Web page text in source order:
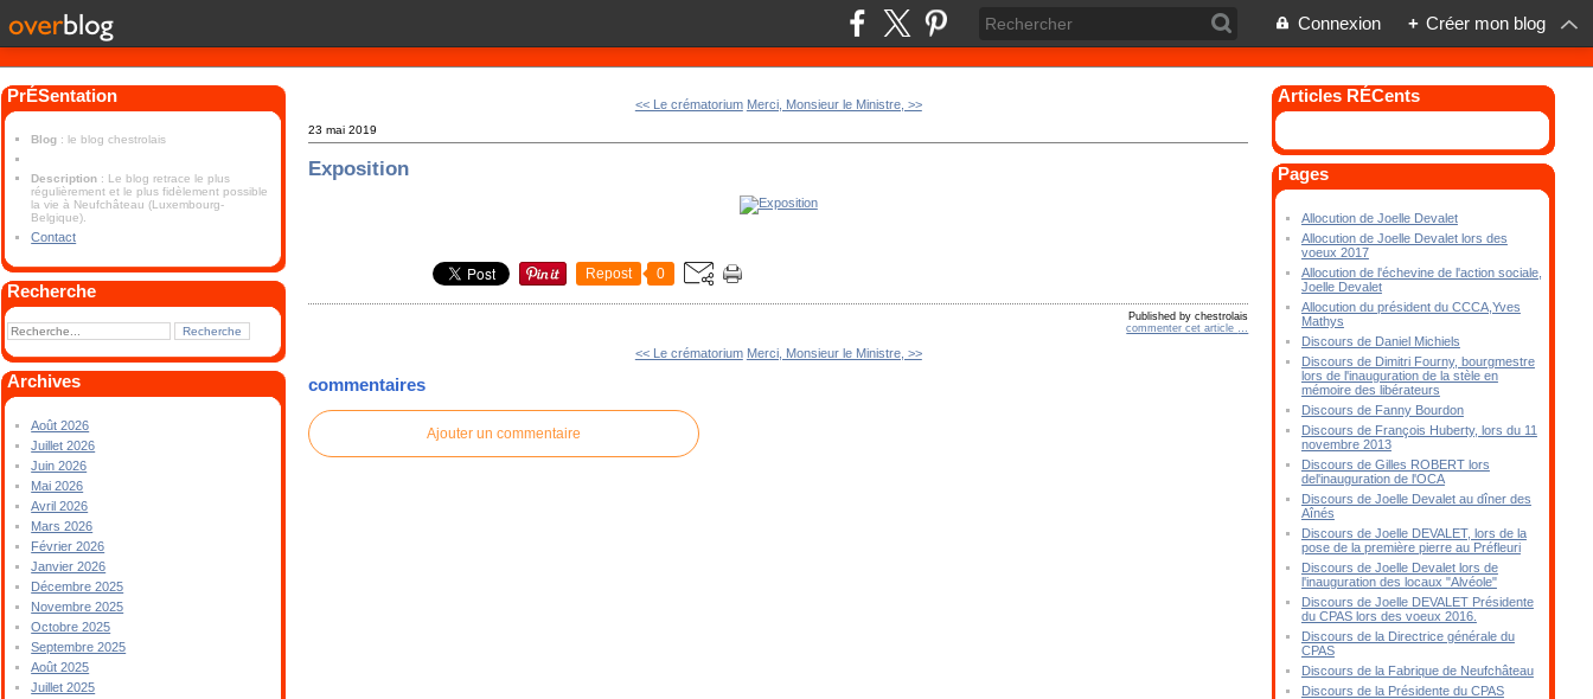
Connexion + Créer mon blog
PrÉSentation
Blog : le blog chestrolais
Description : Le blog retrace le plus
régulièrement et le plus fidèlement possible
la vie à Neufchâteau (Luxembourg-
Belgique).
Contact
Recherche
Archives
Août 2026
Juillet 2026
Juin 2026
Mai 2026
Avril 2026
Mars 2026
Février 2026
Janvier 2026
Décembre 2025
Novembre 2025
Octobre 2025
Septembre 2025
Août 2025
Juillet 2025
<< Le crématorium Merci, Monsieur le Ministre, >>
23 mai 2019
Exposition
Repost 0
Published by chestrolais
commenter cet article
<< Le crématorium Merci, Monsieur le Ministre, >>
commentaires
Ajouter un commentaire
Articles RÉCents
Pages
Allocution de Joelle Devalet
Allocution de Joelle Devalet lors des
voeux 2017
Allocution de l'échevine de l'action sociale,
Joelle Devalet
Allocution du président du CCCA,Yves
Mathys
Discours de Daniel Michiels
Discours de Dimitri Fourny, bourgmestre
lors de l'inauguration de la stèle en
mémoire des libérateurs
Discours de Fanny Bourdon
Discours de François Huberty, lors du 11
novembre 2013
Discours de Gilles ROBERT lors
del'inauguration de l'OCA
Discours de Joelle Devalet au dîner des
Aînés
Discours de Joelle DEVALET, lors de la
pose de la première pierre au Préfleuri
Discours de Joelle Devalet lors de
l'inauguration des locaux "Alvéole"
Discours de Joelle DEVALET Présidente
du CPAS lors des voeux 2016.
Discours de la Directrice générale du
CPAS
Discours de la Fabrique de Neufchâteau
Discours de la Présidente du CPAS